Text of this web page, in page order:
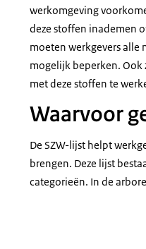
werkomgeving
deze stoffen inademen
moeten werkgevers alle
mogelijk beperken. Ook
met deze stoffen te
Waarvoor
De SZW-lijst helpt
brengen. Deze lijst
categorieën. In de